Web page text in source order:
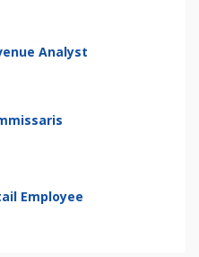
Analyst
Employee